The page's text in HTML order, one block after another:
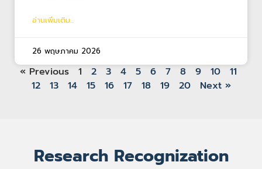
อ่านเพิ่มเติม...
26 พฤษภาคม 2026
« Previous 1 2 3 4 5 6 7 8 9 10
11
12
13 14 15 16 17 18 19 20 Next »
Research Recognization